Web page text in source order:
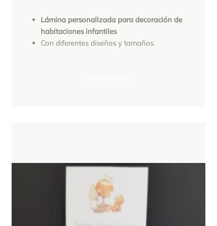
Lámina personalizada para decoración de
habitaciones infantiles
Con diferentes diseños y tamaños.